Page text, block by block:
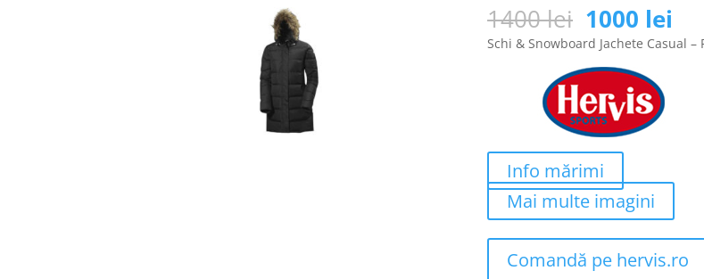
pe baza a
de evaluări
de la clienți
1400lei Prețul
inițial
a
fost:
1400 lei.
1000 lei
Schi & Snowboard Jachete Casual –
Info mărimi
Mai multe imagini
Comandă pe hervis.ro